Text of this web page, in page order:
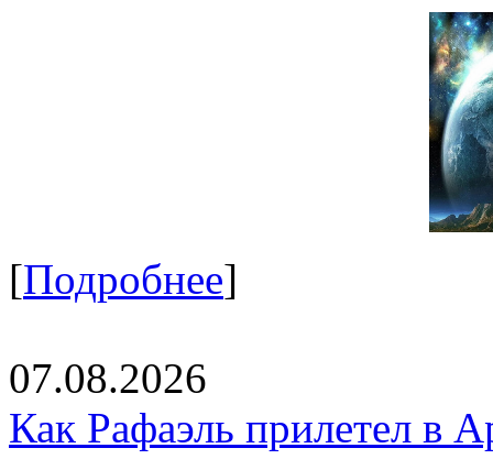
[Подробнее]
07.08.2026
Как Рафаэль прилетел в